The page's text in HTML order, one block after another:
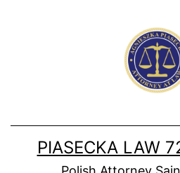
PIASECKA LAW